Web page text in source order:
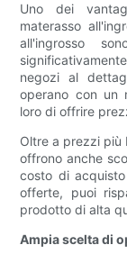
Uno dei
materasso
all'ingrosso
negozi al
operano con un
loro di offrire
Oltre a prezzi più
offrono anche
costo di
offerte, puoi
prodotto di alta
Ampia scelta di